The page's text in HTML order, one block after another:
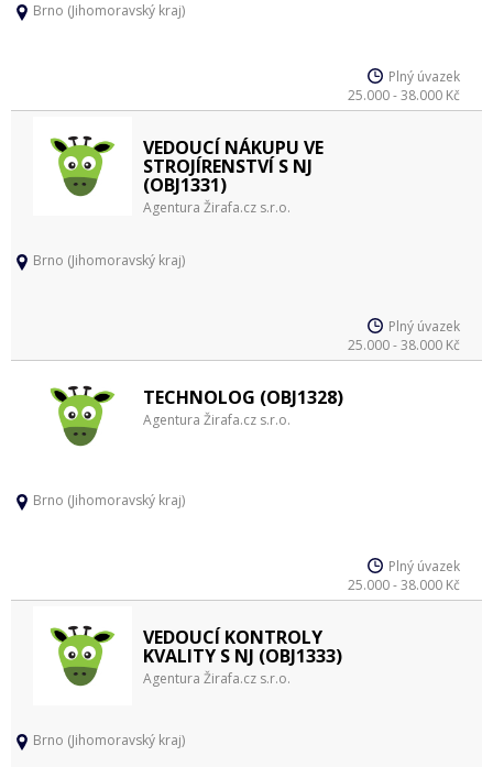
Brno (Jihomoravský kraj)
Plný úvazek
25.000 - 38.000 Kč
VEDOUCÍ NÁKUPU VE
STROJÍRENSTVÍ S NJ
(OBJ1331)
Agentura Žirafa.cz s.r.o.
Brno (Jihomoravský kraj)
Plný úvazek
25.000 - 38.000 Kč
TECHNOLOG (OBJ1328)
Agentura Žirafa.cz s.r.o.
Brno (Jihomoravský kraj)
Plný úvazek
25.000 - 38.000 Kč
VEDOUCÍ KONTROLY
KVALITY S NJ (OBJ1333)
Agentura Žirafa.cz s.r.o.
Brno (Jihomoravský kraj)